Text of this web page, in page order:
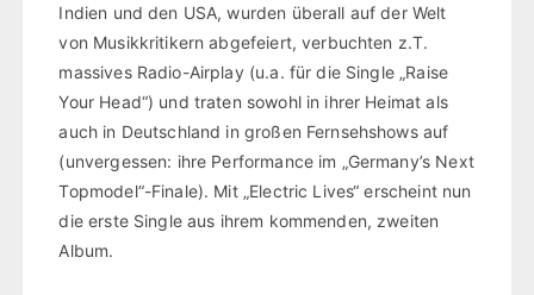
Indien und den USA, wurden überall auf der Welt
von Musikkritikern abgefeiert, verbuchten z.T.
massives Radio-Airplay (u.a. für die Single „Raise
Your Head“) und traten sowohl in ihrer Heimat als
auch in Deutschland in großen Fernsehshows auf
(unvergessen: ihre Performance im „Germany’s Next
Topmodel“-Finale). Mit „Electric Lives“ erscheint nun
die erste Single aus ihrem kommenden, zweiten
Album.